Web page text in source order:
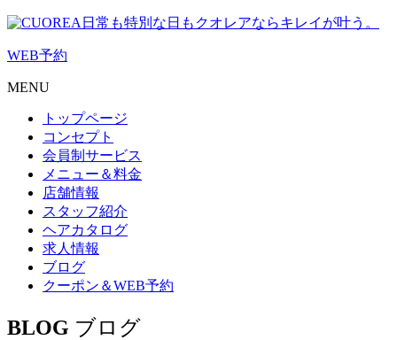
日常も特別な日もクオレアならキレイが叶う。
WEB予約
MENU
トップページ
コンセプト
会員制サービス
メニュー＆料金
店舗情報
スタッフ紹介
ヘアカタログ
求人情報
ブログ
クーポン＆WEB予約
BLOG ブログ